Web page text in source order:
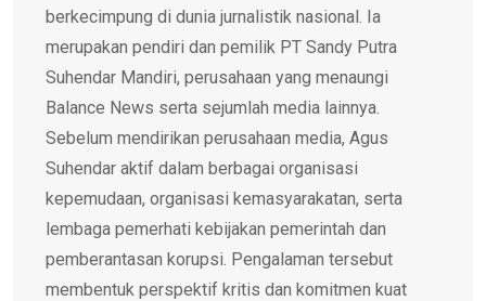
berkecimpung di dunia jurnalistik nasional. Ia
merupakan pendiri dan pemilik PT Sandy Putra
Suhendar Mandiri, perusahaan yang menaungi
Balance News serta sejumlah media lainnya.
Sebelum mendirikan perusahaan media, Agus
Suhendar aktif dalam berbagai organisasi
kepemudaan, organisasi kemasyarakatan, serta
lembaga pemerhati kebijakan pemerintah dan
pemberantasan korupsi. Pengalaman tersebut
membentuk perspektif kritis dan komitmen kuat